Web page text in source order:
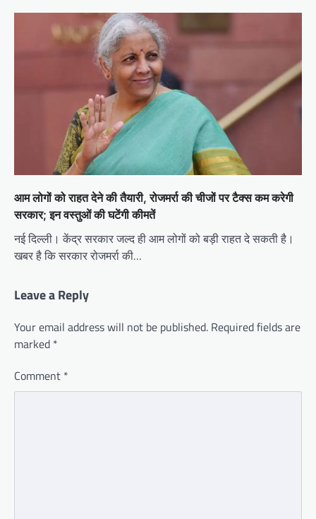
आम लोगों को राहत देने की तैयारी, रोजमर्रा की चीजों पर टैक्स कम करेगी
सरकार; इन वस्तुओं की घटेंगी कीमतें
नई दिल्ली। केंद्र सरकार जल्द ही आम लोगों को बड़ी राहत दे सकती है।
खबर है कि सरकार रोजमर्रा की…
Leave a Reply
Your email address will not be published. Required fields are
marked *
Comment *